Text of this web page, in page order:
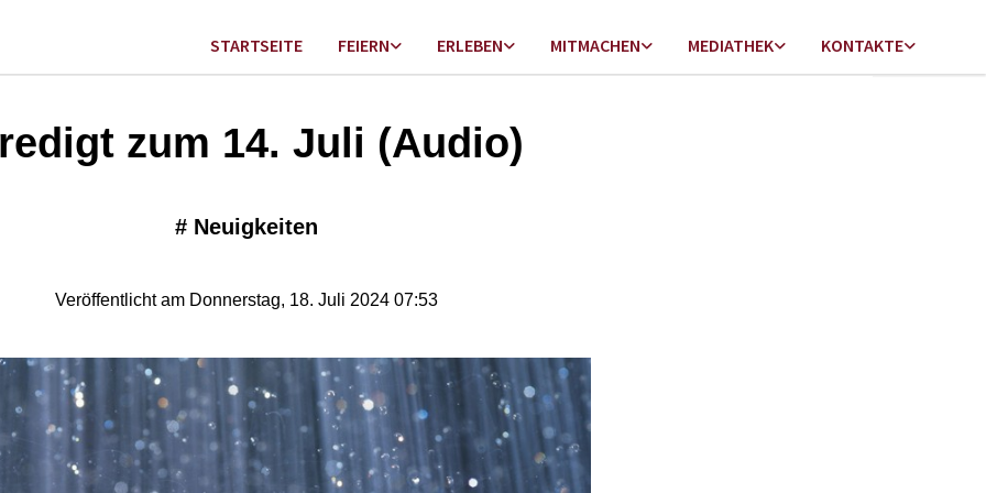
STARTSEITE FEIERN ERLEBEN MITMACHEN MEDIATHEK KONTAKTE
zum 14. Juli (Audio)
# Neuigkeiten
Veröffentlicht am Donnerstag, 18. Juli 2024 07:53